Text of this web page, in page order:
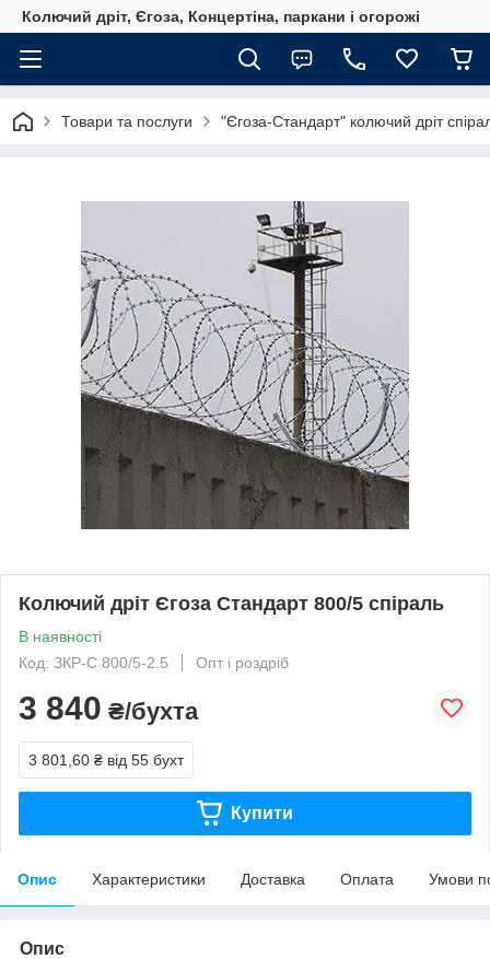
Колючий дріт, Єгоза, Концертіна, паркани і огорожі
Товари та послуги "Єгоза-Стандарт" колючий дріт
Колючий дріт Єгоза Стандарт 800/5 спіраль
В наявності
Код: ЗКР-С 800/5-2.5
Опт і роздріб
3 840 ₴/бухта
3 801,60 ₴ від 55 бухт
Купити
Опис Характеристики Доставка Оплата Умови
Опис